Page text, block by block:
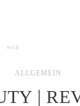
with
ALLGEMEIN
|